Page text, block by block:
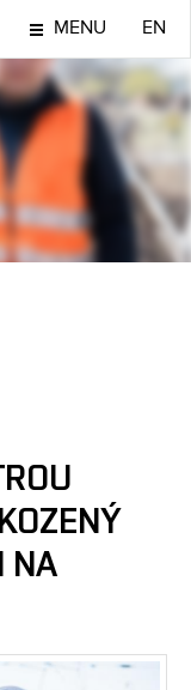
MENU EN
NA